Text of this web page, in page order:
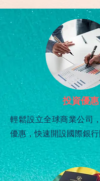
投資優惠
輕鬆設立全球商業公司
優惠，快速開設國際銀行